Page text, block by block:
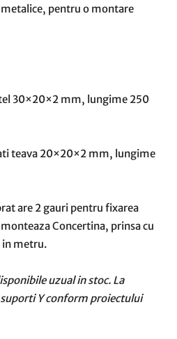
pentru o montare
30×20×2 mm, lungime 250
teava 20×20×2 mm, lungime
are 2 gauri pentru fixarea
Concertina, prinsa cu
in metru.
uzual in stoc. La
Y conform proiectului